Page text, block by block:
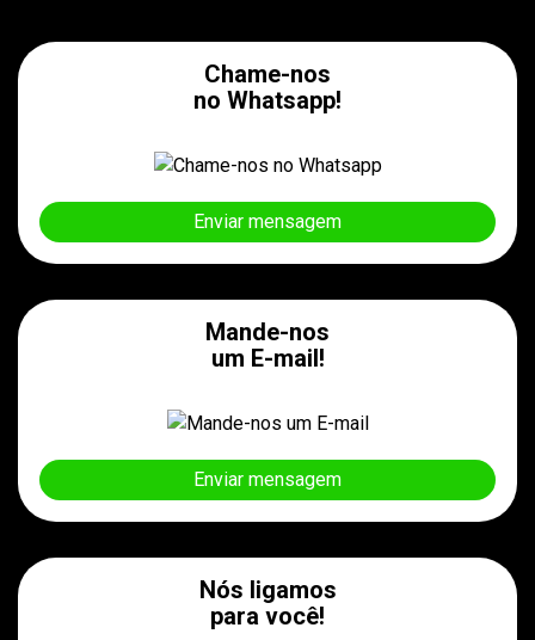
Chame-nos
no Whatsapp!
Enviar mensagem
Mande-nos
um E-mail!
Enviar mensagem
Nós ligamos
para você!